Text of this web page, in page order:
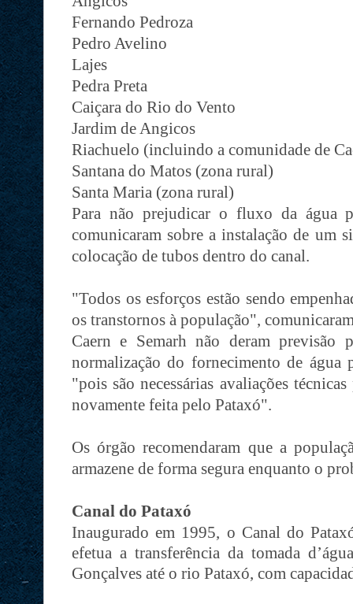
Fernando Pedroza
Pedro Avelino
Lajes
Pedra Preta
Caiçara do Rio do Vento
Jardim de Angicos
Riachuelo (incluindo a comunidade de
Santana do Matos (zona rural)
Santa Maria (zona rural)
Para não prejudicar o fluxo da água
comunicaram sobre a instalação de um
colocação de tubos dentro do canal.
"Todos os esforços estão sendo
os transtornos à população",
Caern e Semarh não deram previsão
normalização do fornecimento de água
"pois são necessárias avaliações
novamente feita pelo Pataxó".
Os órgão recomendaram que a
armazene de forma segura enquanto o
Canal do Pataxó
Inaugurado em 1995, o Canal do
efetua a transferência da tomada
Gonçalves até o rio Pataxó, com